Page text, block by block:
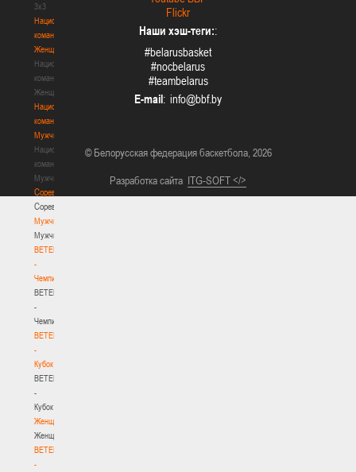
3х3
Национальная
команда.
Женщины
Национальная
команда.
Женщины
Национальная
команда.
Мужчины
Национальная
команда.
Мужчины
Соревнования
Соревнования
Мужчины
Мужчины
BETERA
-
Чемпионат
BETERA
-
Чемпионат
BETERA
-
Кубок
BETERA
-
Кубок
Женщины
Женщины
BETERA
-
Flickr
Наши хэш-теги::
#belarusbasket
#nocbelarus
#teambelarus
E-mail :
© Белорусская федерация баскетбола, 2026
Разработка сайта ITG-SOFT </>